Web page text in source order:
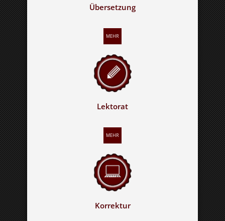
Übersetzung
MEHR
Lektorat
MEHR
Korrektur